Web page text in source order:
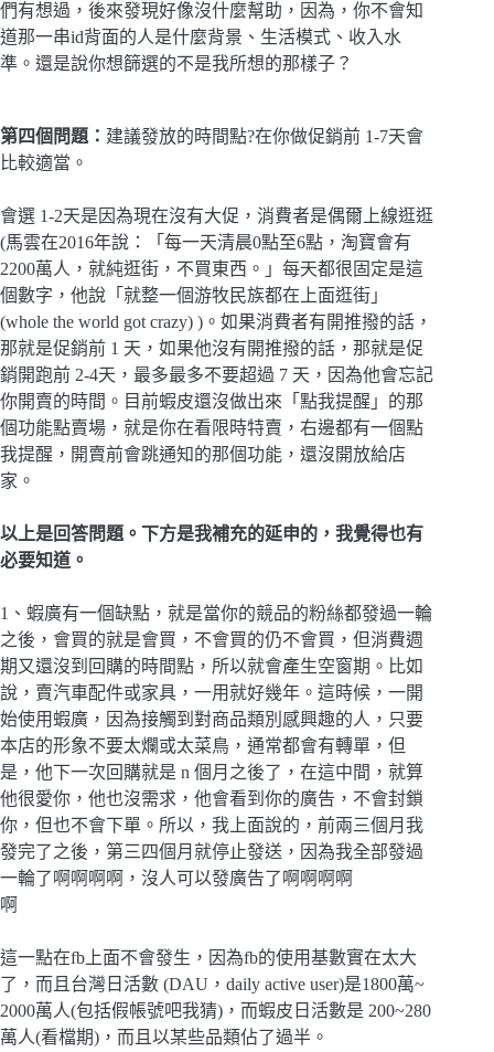
們有想過，後來發現好像沒什麼幫助，因為，你不會知
道那一串id背面的人是什麼背景、生活模式、收入水
準。還是說你想篩選的不是我所想的那樣子？
第四個問題： 建議發放的時間點?在你做促銷前 1-7天會
比較適當。
會選 1-2天是因為現在沒有大促，消費者是偶爾上線逛逛
(馬雲在2016年說：「每一天清晨0點至6點，淘寶會有
2200萬人，就純逛街，不買東西。」每天都很固定是這
個數字，他說「就整一個游牧民族都在上面逛街」
(whole the world got crazy) )。如果消費者有開推撥的話，
那就是促銷前 1 天，如果他沒有開推撥的話，那就是促
銷開跑前 2-4天，最多最多不要超過 7 天，因為他會忘記
你開賣的時間。目前蝦皮還沒做出來「點我提醒」的那
個功能點賣場，就是你在看限時特賣，右邊都有一個點
我提醒，開賣前會跳通知的那個功能，還沒開放給店
家。
以上是回答問題。下方是我補充的延申的，我覺得也有
必要知道。
1、蝦廣有一個缺點，就是當你的競品的粉絲都發過一輪
之後，會買的就是會買，不會買的仍不會買，但消費週
期又還沒到回購的時間點，所以就會產生空窗期。比如
說，賣汽車配件或家具，一用就好幾年。這時候，一開
始使用蝦廣，因為接觸到對商品類別感興趣的人，只要
本店的形象不要太爛或太菜鳥，通常都會有轉單，但
是，他下一次回購就是 n 個月之後了，在這中間，就算
他很愛你，他也沒需求，他會看到你的廣告，不會封鎖
你，但也不會下單。所以，我上面說的，前兩三個月我
發完了之後，第三四個月就停止發送，因為我全部發過
一輪了啊啊啊啊，沒人可以發廣告了啊啊啊啊
啊
這一點在fb上面不會發生，因為fb的使用基數實在太大
了，而且台灣日活數 (DAU，daily active user)是1800萬~
2000萬人(包括假帳號吧我猜)，而蝦皮日活數是 200~280
萬人(看檔期)，而且以某些品類佔了過半。